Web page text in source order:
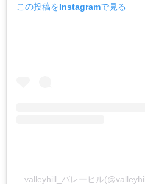
この投稿をInstagramで見る
valleyhill_バレーヒル